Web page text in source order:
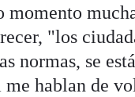
"los
normas, se
hablan de